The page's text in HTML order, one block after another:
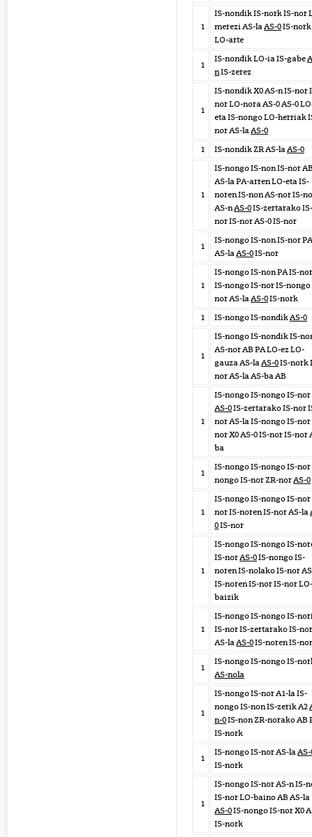
1
IS-nondik IS-nork IS-nor
merezi AS-laAS-0IS-nork
LO-arte
1
IS-nondik LO-ia IS-gabe
nIS-zerez
1
IS-nondik X0 AS-n IS-nor
nor LO-nora AS-0 AS-0
eta IS-nongo LO-herriak
nor AS-laAS-0
1
IS-nondik ZR AS-laAS-0
1
IS-nongo IS-non IS-nor
AS-la PA-arren LO-eta IS-
noren IS-non AS-nor IS-
AS-nAS-0IS-zertarako IS-
nor IS-nor AS-0 IS-nor
1
IS-nongo IS-non IS-nor PA
AS-laAS-0IS-nor
1
IS-nongo IS-non PA IS-
IS-nongo IS-nor IS-nongo
nor AS-laAS-0IS-nork
1
IS-nongo IS-nondikAS-0
1
IS-nongo IS-nondik IS-
AS-nor AB PA LO-ez LO-
gauza AS-laAS-0IS-nork
nor AS-la AS-ba AB
1
IS-nongo IS-nongo IS-nor
AS-0IS-zertarako IS-nor
nor AS-la IS-nongo IS-nor
nor X0 AS-0 IS-nor IS-nor
ba
1
IS-nongo IS-nongo IS-nor
nongo IS-nor ZR-norAS-0
1
IS-nongo IS-nongo IS-nor
nor IS-noren IS-nor AS-la
0IS-nor
1
IS-nongo IS-nongo IS-
IS-norAS-0IS-nongo IS-
noren IS-nolako IS-nor
IS-noren IS-nor IS-nor LO-
baizik
1
IS-nongo IS-nongo IS-
IS-nor IS-zertarako IS-
AS-laAS-0IS-noren IS-
1
IS-nongo IS-nongo IS-
AS-nola
1
IS-nongo IS-nor A1-la IS-
nongo IS-non IS-zerik A2
n-0IS-non ZR-norako AB
IS-nork
1
IS-nongo IS-nor AS-laAS-
IS-nork
1
IS-nongo IS-nor AS-n IS-
IS-nor LO-baino AB AS-la
AS-0IS-nongo IS-nor X0
IS-nork